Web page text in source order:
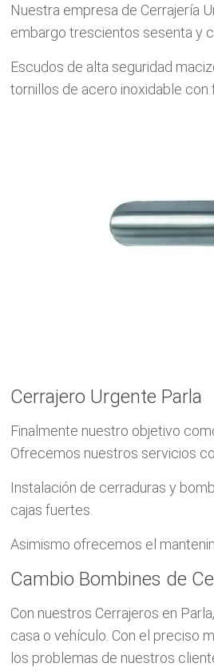
Nuestra empresa de Cerrajería
embargo trescientos sesenta y
Escudos de alta seguridad
tornillos de acero inoxidable con
Cerrajero Urgente Parla
Finalmente nuestro objetivo
Ofrecemos nuestros servicios
Instalación de cerraduras y
cajas fuertes.
Asimismo ofrecemos el
Cambio Bombines de
Con nuestros Cerrajeros en
casa o vehículo. Con el preciso
los problemas de nuestros